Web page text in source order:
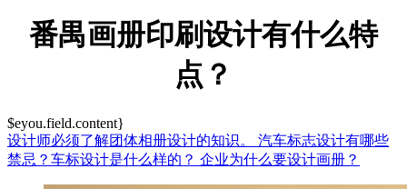
番禺画册印刷设计有什么特
点？
$eyou.field.content}
设计师必须了解团体相册设计的知识。 汽车标志设计有哪些
禁忌？车标设计是什么样的？ 企业为什么要设计画册？